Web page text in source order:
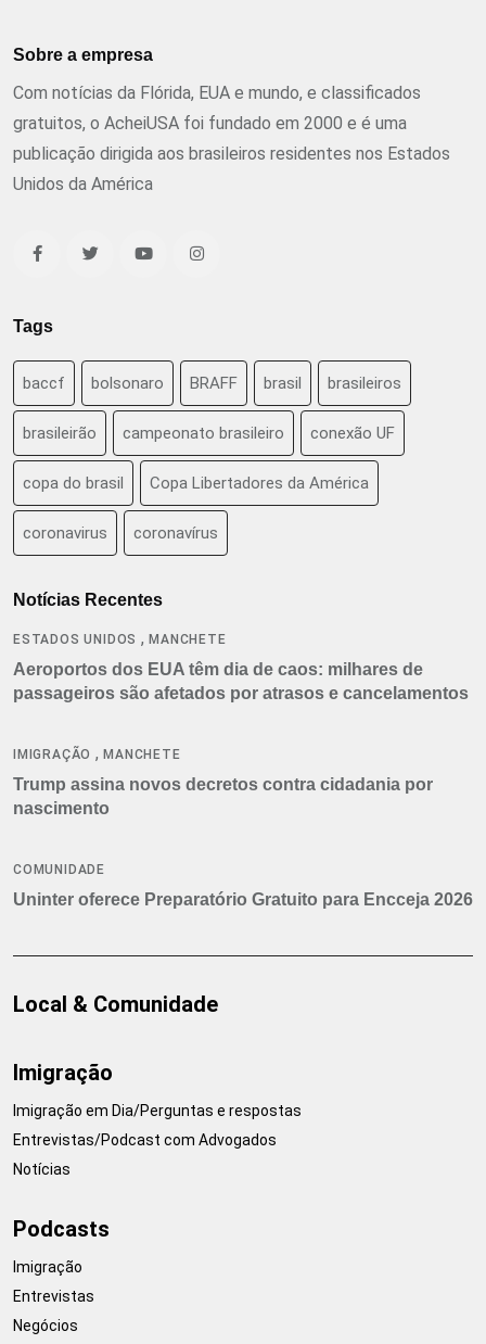
Sobre a empresa
Com notícias da Flórida, EUA e mundo, e classificados
gratuitos, o AcheiUSA foi fundado em 2000 e é uma
publicação dirigida aos brasileiros residentes nos Estados
Unidos da América
Tags
baccf bolsonaro BRAFF brasil brasileiros
brasileirão campeonato brasileiro conexão UF
copa do brasil Copa Libertadores da América
coronavirus coronavírus
Notícias Recentes
ESTADOS UNIDOS ,MANCHETE
Aeroportos dos EUA têm dia de caos: milhares de
passageiros são afetados por atrasos e cancelamentos
IMIGRAÇÃO ,MANCHETE
Trump assina novos decretos contra cidadania por
nascimento
COMUNIDADE
Uninter oferece Preparatório Gratuito para Encceja 2026
Local & Comunidade
Imigração
Imigração em Dia/Perguntas e respostas
Entrevistas/Podcast com Advogados
Notícias
Podcasts
Imigração
Entrevistas
Negócios